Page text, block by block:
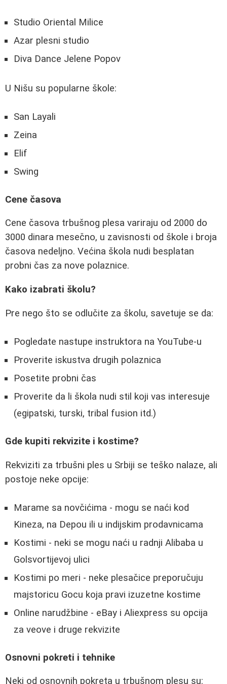
Studio Oriental Milice
Azar plesni studio
Diva Dance Jelene Popov
U Nišu su popularne škole:
San Layali
Zeina
Elif
Swing
Cene časova
Cene časova trbušnog plesa variraju od 2000 do
3000 dinara mesečno, u zavisnosti od škole i broja
časova nedeljno. Većina škola nudi besplatan
probni čas za nove polaznice.
Kako izabrati školu?
Pre nego što se odlučite za školu, savetuje se da:
Pogledate nastupe instruktora na YouTube-u
Proverite iskustva drugih polaznica
Posetite probni čas
Proverite da li škola nudi stil koji vas interesuje
(egipatski, turski, tribal fusion itd.)
Gde kupiti rekvizite i kostime?
Rekviziti za trbušni ples u Srbiji se teško nalaze, ali
postoje neke opcije:
Marame sa novčićima - mogu se naći kod
Kineza, na Depou ili u indijskim prodavnicama
Kostimi - neki se mogu naći u radnji Alibaba u
Golsvortijevoj ulici
Kostimi po meri - neke plesačice preporučuju
majstoricu Gocu koja pravi izuzetne kostime
Online narudžbine - eBay i Aliexpress su opcija
za veove i druge rekvizite
Osnovni pokreti i tehnike
Neki od osnovnih pokreta u trbušnom plesu su: